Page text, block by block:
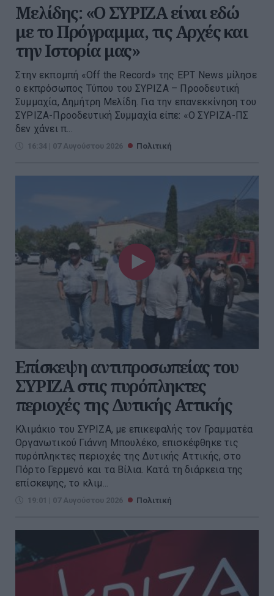
Μελίδης: «Ο ΣΥΡΙΖΑ είναι εδώ
με το Πρόγραμμα, τις Αρχές και
την Ιστορία μας»
Στην εκπομπή «Off the Record» της ΕΡΤ News μίλησε
ο εκπρόσωπος Τύπου του ΣΥΡΙΖΑ – Προοδευτική
Συμμαχία, Δημήτρη Μελίδη. Για την επανεκκίνηση του
ΣΥΡΙΖΑ-Προοδευτική Συμμαχία είπε: «Ο ΣΥΡΙΖΑ-ΠΣ
δεν χάνει π...
16:34 | 07 Αυγούστου 2026 Πολιτική
Επίσκεψη αντιπροσωπείας του
ΣΥΡΙΖΑ στις πυρόπληκτες
περιοχές της Δυτικής Αττικής
Κλιμάκιο του ΣΥΡΙΖΑ, με επικεφαλής τον Γραμματέα
Οργανωτικού Γιάννη Μπουλέκο, επισκέφθηκε τις
πυρόπληκτες περιοχές της Δυτικής Αττικής, στο
Πόρτο Γερμενό και τα Βίλια. Κατά τη διάρκεια της
επίσκεψης, το κλιμ...
19:01 | 07 Αυγούστου 2026 Πολιτική